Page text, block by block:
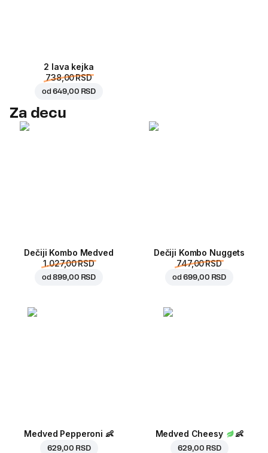
2 lava kejka
738,00 RSD
od649,00 RSD
Za decu
Dečiji Kombo Medved
1.027,00 RSD
od899,00 RSD
Dečiji Kombo Nuggets
747,00 RSD
od699,00 RSD
Medved Pepperoni 👶
629,00 RSD
Medved Cheesy 👶
629,00 RSD